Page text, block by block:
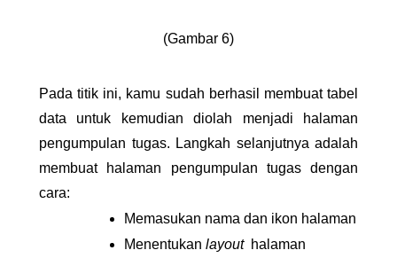
(Gambar 6)
Pada titik ini, kamu sudah berhasil membuat tabel
data untuk kemudian diolah menjadi halaman
pengumpulan tugas. Langkah selanjutnya adalah
membuat halaman pengumpulan tugas dengan
cara:
Memasukan nama dan ikon halaman
Menentukan layout halaman